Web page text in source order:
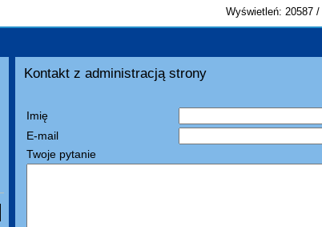
Wyświetleń: 20587 /
Kontakt z administracją strony
Imię
E-mail
Twoje pytanie